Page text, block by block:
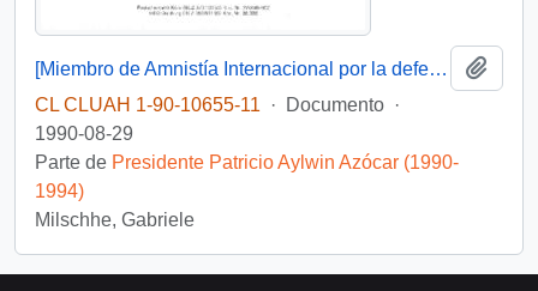
[Miembro de Amnistía Internacional por la defensa de los detenidos desaparecidos en Chile felicita por la creación de la Comisión de de Verdad y Reconciliación]
CL CLUAH 1-90-10655-11
· Documento ·
1990-08-29
Parte de Presidente Patricio Aylwin Azócar (1990-
1994)
Milschhe, Gabriele